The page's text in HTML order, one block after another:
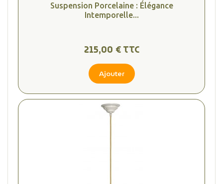
Suspension Porcelaine : Élégance
Intemporelle...
215,00 € TTC
Ajouter